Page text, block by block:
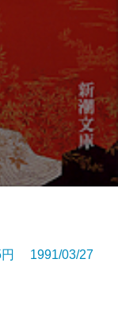
1991/03/27